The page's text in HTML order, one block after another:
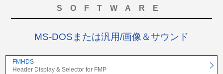
SOFTWARE
MS-DOSまたは汎用/画像＆サウンド
FMHDS
Header Display & Selector for FMP